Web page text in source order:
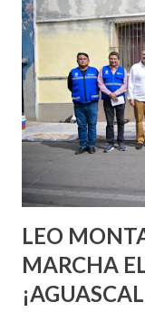
quienes ya han
o expertas en el
aprender y nuevas
chica y aún no has
pienses que el
experimentarlo,
experiencia te
son suficientemen...
LEO
MARCHA